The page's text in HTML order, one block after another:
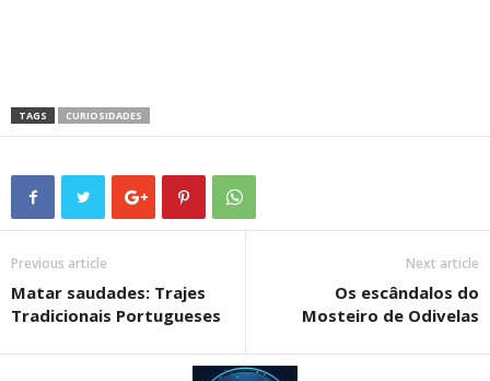
TAGS CURIOSIDADES
Previous article
Matar saudades: Trajes
Tradicionais Portugueses
Next article
Os escândalos do
Mosteiro de Odivelas